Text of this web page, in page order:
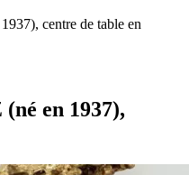
centre de table en
en 1937),